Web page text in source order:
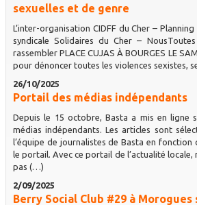
sexuelles et de genre
L’inter-organisation CIDFF du Cher –
syndicale Solidaires du Cher –
rassembler PLACE CUJAS À BOURGES LE
pour dénoncer toutes les violences sexistes,
26/10/2025
Portail des médias indépendants
Depuis le 15 octobre, Basta a mis en ligne
médias indépendants. Les articles sont
l’équipe de journalistes de Basta en fonction
le portail. Avec ce portail de l’actualité locale,
pas (…)
2/09/2025
Berry Social Club #29 à Morogues